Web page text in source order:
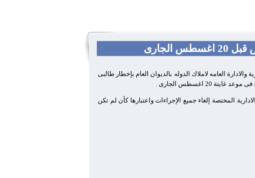
العامه لاملاك الدوله بالديوان العام بإخطار طالبى
المختصة إلغاء جميع الإجراءات واعتبارها كأن لم تكن